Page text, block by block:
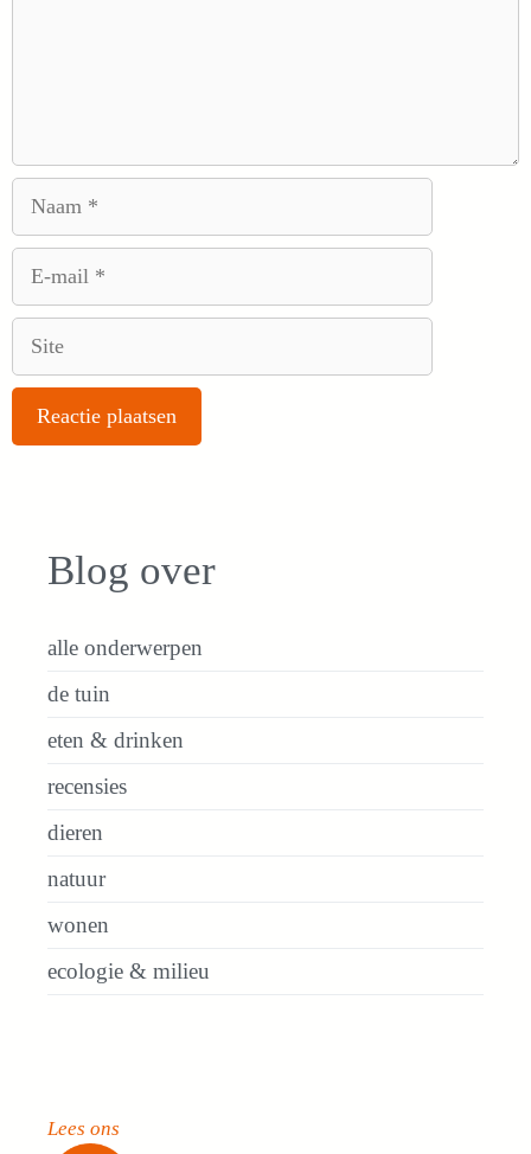
Blog over
alle onderwerpen
de tuin
eten & drinken
recensies
dieren
natuur
wonen
ecologie & milieu
Lees ons